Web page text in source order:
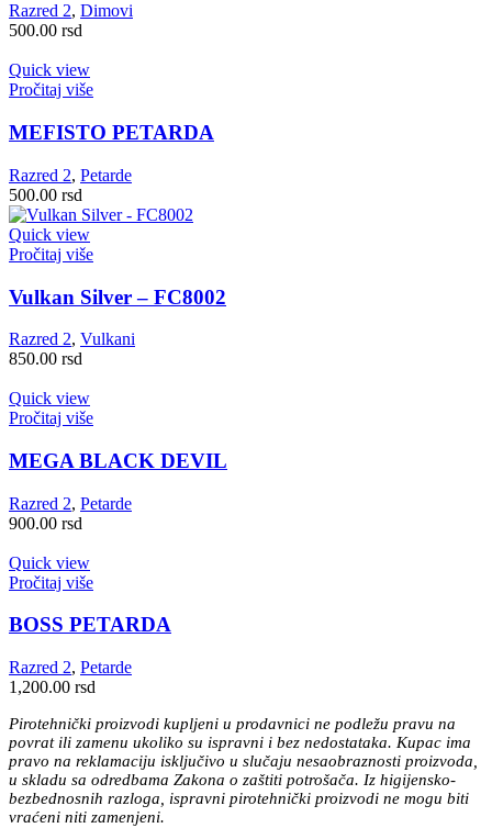
Razred 2, Dimovi
500.00 rsd
Quick view
Pročitaj više
MEFISTO PETARDA
Razred 2, Petarde
500.00 rsd
Quick view
Pročitaj više
Vulkan Silver – FC8002
Razred 2, Vulkani
850.00 rsd
Quick view
Pročitaj više
MEGA BLACK DEVIL
Razred 2, Petarde
900.00 rsd
Quick view
Pročitaj više
BOSS PETARDA
Razred 2, Petarde
1,200.00 rsd
Pirotehnički proizvodi kupljeni u prodavnici ne podležu pravu na
povrat ili zamenu ukoliko su ispravni i bez nedostataka. Kupac ima
pravo na reklamaciju isključivo u slučaju nesaobraznosti proizvoda,
u skladu sa odredbama Zakona o zaštiti potrošača. Iz higijensko-
bezbednosnih razloga, ispravni pirotehnički proizvodi ne mogu biti
vraćeni niti zamenjeni.